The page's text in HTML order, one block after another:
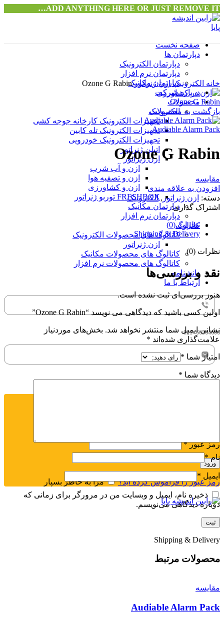
ADD ANYTHING HERE OR JUST REMOVE IT…
صفحه نخست
دپارتمان ها
دپارتمان الکترونیک
دپارتمان نرم افزار
دپارتمان مکانیک
درباره شرکت
محصولات
الکترونیک
تجهیزات الکترونیک کارخانه جوجه کشی
تجهیزات الکترونیک تله کابین
تجهیزات الکترونیک خودرویی
اتیلن ژنراتور
ازن ژنراتور
ازن و آب شرب
ازن و تصفیه هوا
ازن و کشاورزی
FRESHBOX توربو ژنراتور
دپارتمان مکانیک
دپارتمان نرم افزار
کاتالوگ
کاتالوگ های محصولات الکترونیک
ازن ژنراتور
کاتالوگ های محصولات مکانیک
کاتالوگ های محصولات نرم افزار
دانشنامه
ارتباط با ما
66564606 -021
rabin.paya1401@gmail.com
رمز عبور*
ورود
رمز عبور را فراموش کرده اید؟
مرا به خاطر بسپار
منو
0 محصول ﷼0
بزرگنمایی تصویر
خانه الکترونیک ازن ژنراتورOzone G Rabin
Ozone G Rabin
بازگشت به محصولات
Audiable Alarm Pack
Ozone G Rabin
مقایسه
افزودن به علاقه مندی
دسته: ازن ژنراتور , الکترونیک
اشتراک گذاری:
نظرات (0)
Shipping & Delivery
نظرات (0)
نقد و بررسی‌ها
هنوز بررسی‌ای ثبت نشده است.
اولین کسی باشید که دیدگاهی می نویسد “Ozone G Rabin”
نشانی ایمیل شما منتشر نخواهد شد. بخش‌های موردنیاز
علامت‌گذاری شده‌اند *
امتیاز شما *
دیدگاه شما *
نام*
ایمیل *
ذخیره نام، ایمیل و وبسایت من در مرورگر برای زمانی که
دوباره دیدگاهی می‌نویسم.
Shipping & Delivery
محصولات مرتبط
مقایسه
Audiable Alarm Pack